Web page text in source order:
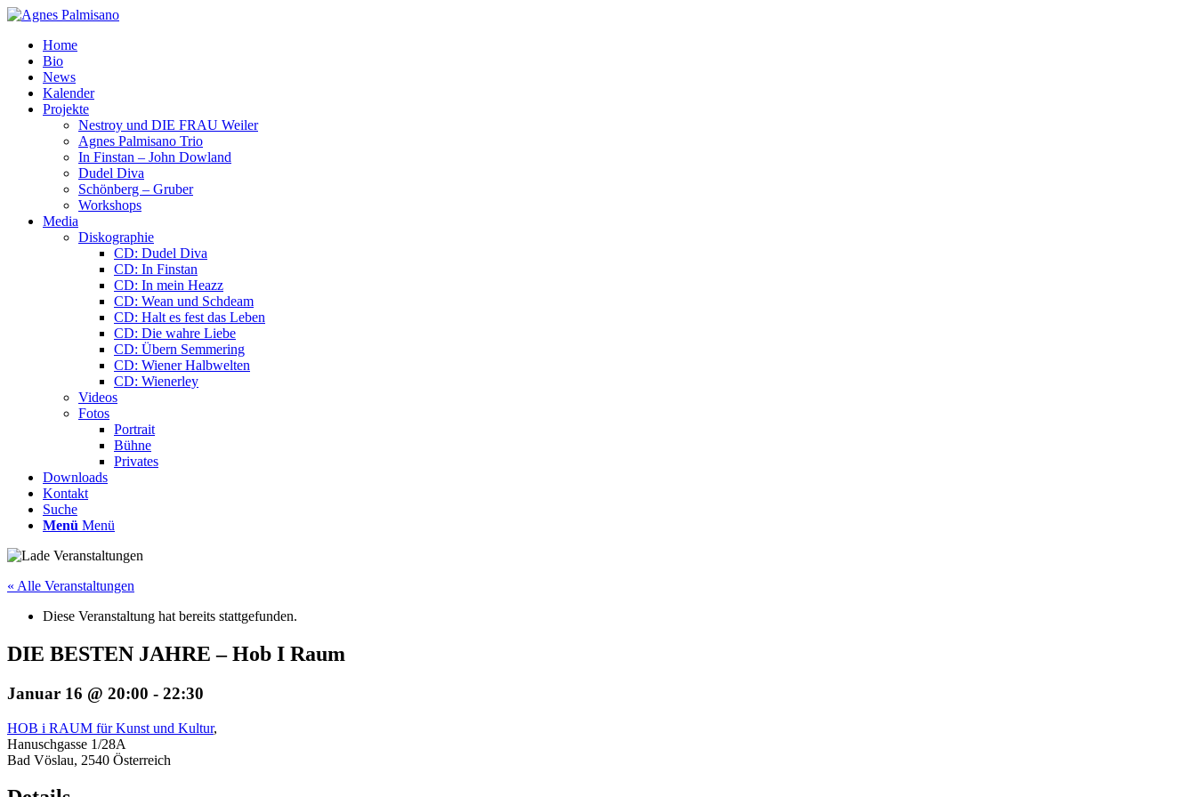
Home
Bio
News
Kalender
Projekte
Nestroy und DIE FRAU Weiler
Agnes Palmisano Trio
In Finstan – John Dowland
Dudel Diva
Schönberg – Gruber
Workshops
Media
Diskographie
CD: Dudel Diva
CD: In Finstan
CD: In mein Heazz
CD: Wean und Schdeam
CD: Halt es fest das Leben
CD: Die wahre Liebe
CD: Übern Semmering
CD: Wiener Halbwelten
CD: Wienerley
Videos
Fotos
Portrait
Bühne
Privates
Downloads
Kontakt
Suche
Menü Menü
« Alle Veranstaltungen
Diese Veranstaltung hat bereits stattgefunden.
DIE BESTEN JAHRE – Hob I Raum
Januar 16 @ 20:00 - 22:30
HOB i RAUM für Kunst und Kultur,
Hanuschgasse 1/28A
Bad Vöslau, 2540 Österreich